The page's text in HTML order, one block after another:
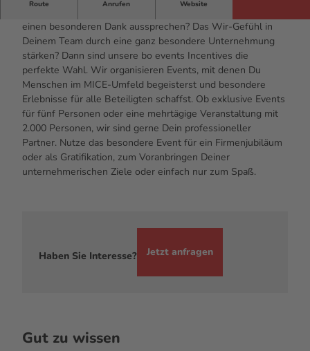
Route Anrufen Website
einen besonderen Dank aussprechen? Das Wir-Gefühl in
Deinem Team durch eine ganz besondere Unternehmung
stärken? Dann sind unsere bo events Incentives die
perfekte Wahl. Wir organisieren Events, mit denen Du
Menschen im MICE-Umfeld begeisterst und besondere
Erlebnisse für alle Beteiligten schaffst. Ob exklusive Events
für fünf Personen oder eine mehrtägige Veranstaltung mit
2.000 Personen, wir sind gerne Dein professioneller
Partner. Nutze das besondere Event für ein Firmenjubiläum
oder als Gratifikation, zum Voranbringen Deiner
unternehmerischen Ziele oder einfach nur zum Spaß.
Haben Sie Interesse? Jetzt anfragen
Gut zu wissen